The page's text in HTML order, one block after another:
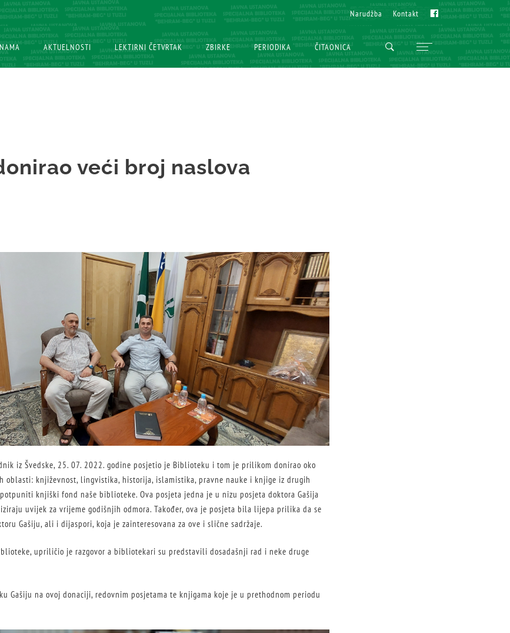
Narudžba
Narudžba Kontakt
Kontakt Fb
Fb
AKTUELNOSTI
AKTUELNOSTI LEKTIRNI ČETVRTAK
LEKTIRNI ČETVRTAK ZBIRKE
ZBIRKE PERIODIKA
PERIODIKA ČITAONICA
ČITAONICA
veći broj naslova
iz Švedske, 25. 07. 2022. godine posjetio je Biblioteku i tom je prilikom donirao oko
oblasti: književnost, lingvistika, historija, islamistika, pravne nauke i knjige iz drugih
knjiški fond naše biblioteke. Ova posjeta jedna je u nizu posjeta doktora Gašija
uvijek za vrijeme godišnjih odmora. Također, ova je posjeta bila lijepa prilika da se
Gašiju, ali i dijaspori, koja je zainteresovana za ove i slične sadržaje.
upriličio je razgovor a bibliotekari su predstavili dosadašnji rad i neke druge
Gašiju na ovoj donaciji, redovnim posjetama te knjigama koje je u prethodnom periodu